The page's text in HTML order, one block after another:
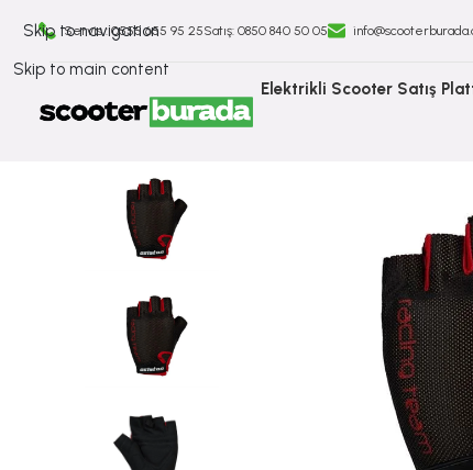
Skip to navigation
Skip to main content
Servis : 0555 655 95 25Satış: ⁠0850 840 50 05
Elektrikli Scooter Satış